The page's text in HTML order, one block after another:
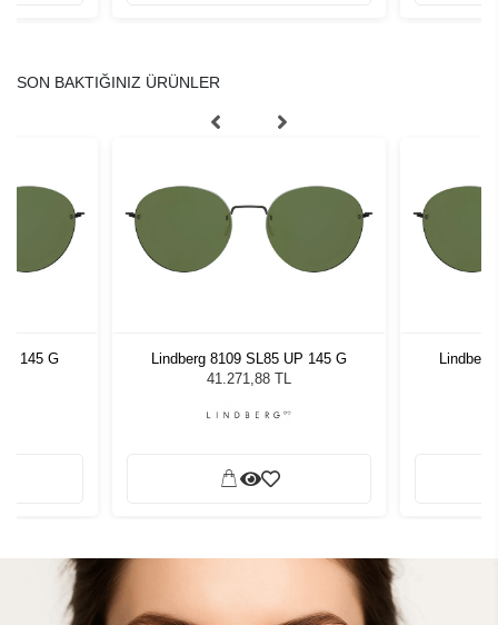
SON BAKTIĞINIZ ÜRÜNLER
145 G
Lindberg 8109 SL85 UP 145 G
41.271,88 TL